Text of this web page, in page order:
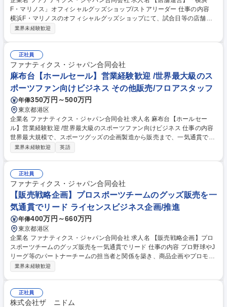
F・マリノス」オフィシャルグッズショップ/ストアリーダー 仕事の内容
横浜F・マリノスのオフィシャルグッズショップにて、試合日等の店舗・
イベント運営（売上管理、スタッフ育成、販促企画）や、店舗運営オペレ
ータ（人流・待機列）に基づく売場動線やオペレーションの改善 ■アルバ
イトスタッフのシフト管理・育成 ■ファンを熱狂させる店頭販促キャンペ
ーンの企画・実行 試合日の熱気とサポーターの笑顔を間近で感じながら、
店舗改善のPDCAを回せるライブ感が魅力です。 募集職種 【店舗運営】
「横浜F・マリノス」オフィシャルグッズショップ/ストアリーダー
業界未経験歓迎
正社員
ファナティクス・ジャパン合同会社
麻布台【ホールセール】営業経験歓迎 /世界最大級のス
ポーツファン向けビジネス その他販売/フロアスタッフ
年俸350万円～500万円
東京都港区
企業名 ファナティクス・ジャパン合同会社 求人名 麻布台【ホールセー
ル】営業経験歓迎 /世界最大級のスポーツファン向けビジネス 仕事の内容
世界最大規模で、スポーツグッズの企画製造から販売まで、一気通貫で担
当している当社にて、小売店やイベント会場などの外部取引先へ各プロチ
社内外調整、進行管理 ■受発注と在庫最適化：データ入力、出荷指示、物
流や各部門と連携したチャネル別の最適な供給と在庫の調整 ■分析と販売
促進：売上や在庫の集計と動向分析、それに基づく追加提案や在庫消化施
策の立案、レポート作成 ■連携と業務改善：特性に応じた供給体制構築、
トラブル原因の究明と再発防止、受発注等の業務フローの改善 募集職種
麻布台【ホールセール】営業経験歓迎 /世界最大級のスポーツファン向け
ビジネス
業界未経験歓迎 英語
正社員
ファナティクス・ジャパン合同会社
【販売戦略企画】プロスポーツチームのグッズ販売を一
気通貫でリード ライセンスビジネス企画/推進
年俸400万円～660万円
東京都港区
企業名 ファナティクス・ジャパン合同会社 求人名 【販売戦略企画】プロ
スポーツチームのグッズ販売を一気通貫でリード 仕事の内容 プロ野球やJ
リーグ等のパートナーチームの担当者と関係を築き、商品企画やプロモー
ションでファンの期待を超えていくための戦略を立案いただきます。社内
営安定）■既存顧客、潜在顧客の行動およびニーズ分析 ■予算計画および
管理、商品企画やプロモーション活動の効果測定・KPI管理 ■商品企画の
業界未経験歓迎
正社員
株式会社ザ ニドム